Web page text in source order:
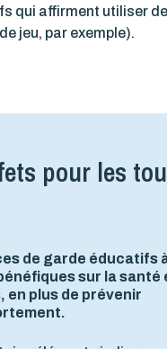
qui affirment utiliser
jeu, par exemple).
pour les
de garde éducatifs
sur la santé
en plus de prévenir